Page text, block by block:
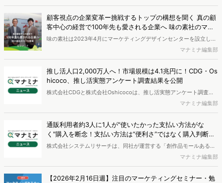
ント事業が厳しい局面を迎えた富士フイルムだが、昨今は「チェキ」
をはじめ、こだわりを持つ若い層を中心に支持が広がり、売上を伸ば
している。この復活の裏側には、これまでの「きれい·早い·安い」と
いう常識を捨て去る、写真価値の再定義があった。データマーケティ
ング支援を行うヴァリューズの辻本秀幸社長（元マクロミル代表）
が、富士フイルムイメージングシステムズ 代表取締役社長の松本考司
氏に話を聞いた。
顧客視点の企業変革ー挑戦するトップの構想を聞く 真の顧
客中心の経営で100年先も愛される企業へ 味の素社のマー
ケ改革
味の素社は2023年4月にマーケティングデザインセンターを設立し、
マーケティングプロセスの改革に取り組んでいる。その中心にいるの
が、「ほんだし」や「クノールカップスープ」などのマーケティング
に従事したほか、味の素冷凍食品への出向時には「ザ★」シリーズな
どを手掛けた岡本達也氏だ。同社が進めているマーケティング改革に
ついて、ヴァリューズの岩村大輝が聞いた。
マナミナ編集部
推し活人口2,000万人へ！市場規模は4.1兆円に！CDG・Os
hicoco、推し活実態アンケート調査結果を公開
株式会社CDGと株式会社Oshicocoは、推し活実態アンケート調査を
マナミナ編集部
通販利用者約3人に1人が"使いたかった支払い方法がな
く"購入を断念！支払い方法は“便利さ”ではなく購入判断の
分かれ目に【システムリサーチ調査】
株式会社システムリサーチは、同社が運営する「創作品モールある
る」にて、全国のネット通販利用者を対象に「ネット通販での支払い
方法と購入行動の関係」についてのアンケート調査を実施し、結果を
公開しました。
マナミナ編集部
【2026年2月16日週】注目のマーケティングセミナー・勉